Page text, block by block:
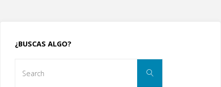
¿BUSCAS ALGO?
Search